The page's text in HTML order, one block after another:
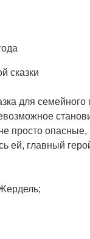
сказки
для семейного
просто
главный